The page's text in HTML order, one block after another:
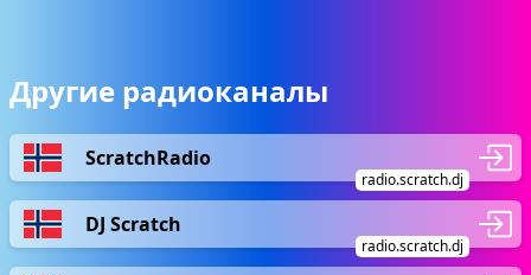
Другие радиоканалы
ScratchRadio
radio.scratch.dj
DJ Scratch
radio.scratch.dj